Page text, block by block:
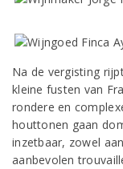
Na de vergisting
kleine fusten van
rondere en
houttonen gaan
inzetbaar, zowel
aanbevolen